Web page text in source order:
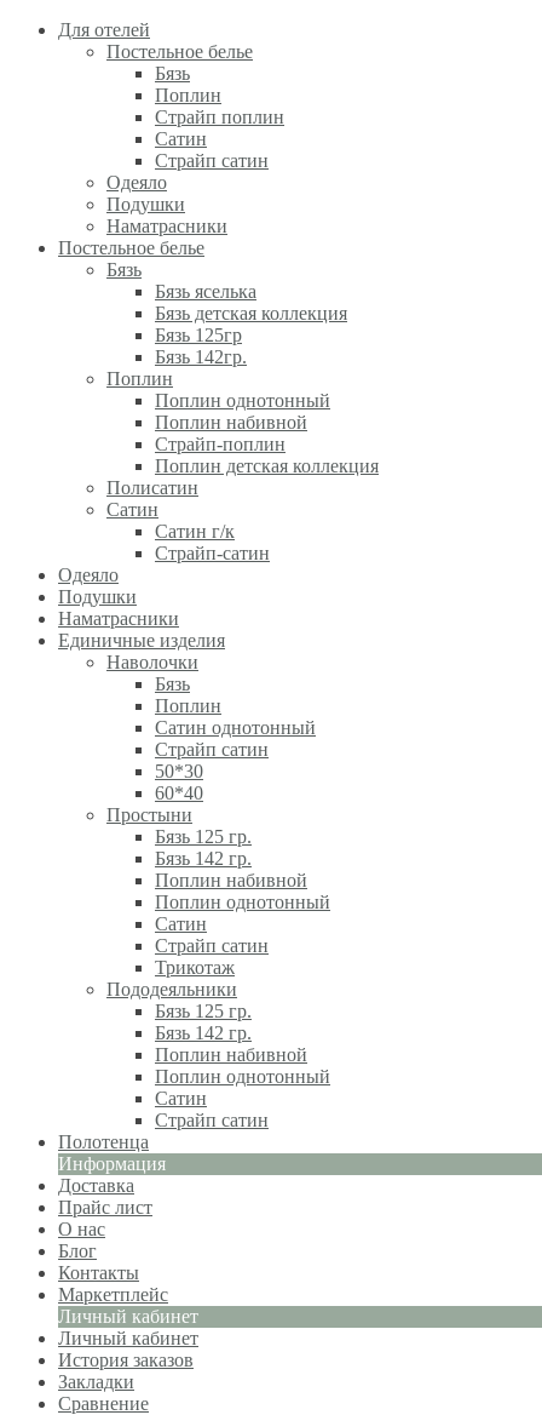
Для отелей
Постельное белье
Бязь
Поплин
Страйп поплин
Сатин
Страйп сатин
Одеяло
Подушки
Наматрасники
Постельное белье
Бязь
Бязь яселька
Бязь детская коллекция
Бязь 125гр
Бязь 142гр.
Поплин
Поплин однотонный
Поплин набивной
Страйп-поплин
Поплин детская коллекция
Полисатин
Сатин
Сатин г/к
Страйп-сатин
Одеяло
Подушки
Наматрасники
Единичные изделия
Наволочки
Бязь
Поплин
Сатин однотонный
Страйп сатин
50*30
60*40
Простыни
Бязь 125 гр.
Бязь 142 гр.
Поплин набивной
Поплин однотонный
Сатин
Страйп сатин
Трикотаж
Пододеяльники
Бязь 125 гр.
Бязь 142 гр.
Поплин набивной
Поплин однотонный
Сатин
Страйп сатин
Полотенца
Информация
Доставка
Прайс лист
О нас
Блог
Контакты
Маркетплейс
Личный кабинет
Личный кабинет
История заказов
Закладки
Сравнение